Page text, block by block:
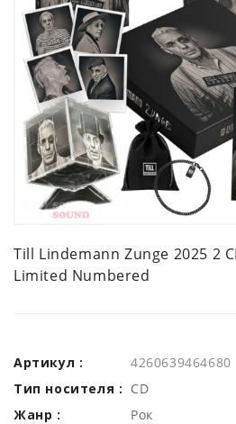
Till Lindemann Zunge 2025 2
Limited Numbered
Артикул :
4260639464680
Тип носителя : CD
Жанр :
Рок